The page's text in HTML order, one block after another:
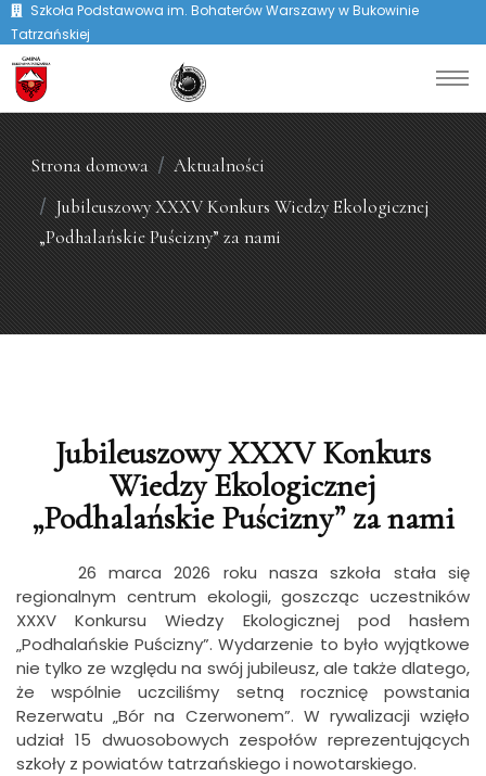
Szkoła Podstawowa im. Bohaterów Warszawy w Bukowinie
Tatrzańskiej
Strona domowa
Aktualności
Jubileuszowy XXXV Konkurs Wiedzy Ekologicznej
„Podhalańskie Puścizny” za nami
Jubileuszowy XXXV Konkurs
Wiedzy Ekologicznej
„Podhalańskie Puścizny” za nami
26 marca 2026 roku nasza szkoła stała się
regionalnym centrum ekologii, goszcząc uczestników
XXXV Konkursu Wiedzy Ekologicznej pod hasłem
„Podhalańskie Puścizny”. Wydarzenie to było wyjątkowe
nie tylko ze względu na swój jubileusz, ale także dlatego,
że wspólnie uczciliśmy setną rocznicę powstania
Rezerwatu „Bór na Czerwonem”. W rywalizacji wzięło
udział 15 dwuosobowych zespołów reprezentujących
szkoły z powiatów tatrzańskiego i nowotarskiego.